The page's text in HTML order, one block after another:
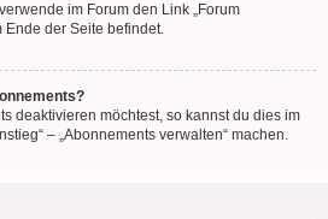
im Forum den Link „Forum
Ende der Seite befindet.
deaktivieren möchtest, so kannst du dies im
– „Abonnements verwalten“ machen.